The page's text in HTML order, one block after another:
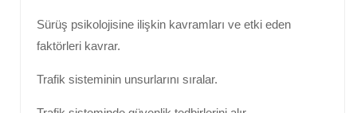
Sürüş psikolojisine ilişkin kavramları ve etki eden
faktörleri kavrar.
Trafik sisteminin unsurlarını sıralar.